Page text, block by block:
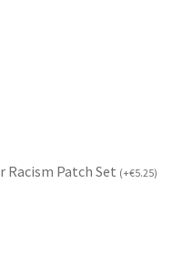
Racism Patch Set (+€5.25)